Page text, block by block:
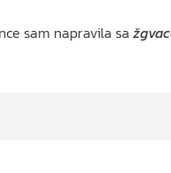
sam napravila sa